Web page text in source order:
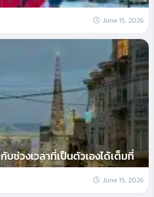
June 15, 2026
ช่วงเวลาที่เป็นตัวเองได้เต็มที่
June 15, 2026